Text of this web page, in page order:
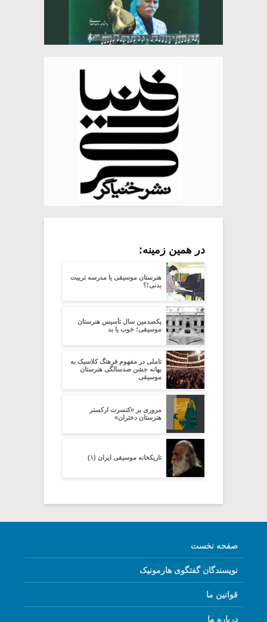
در همین زمینه:
هنرستان موسیقی یا مدرسه تربیت
بدنی!؟
یکصدمین سال تأسیس هنرستان
موسیقی؛ خوب یا بد
تاملی در مفهوم فرهنگ کلاسیک به
بهانه جشن صدسالگی هنرستان
موسیقی
مروری بر «کنسرت ارکستر
هنرستان دختران»
تاریکخانه موسیقی ایران (۱)
صفحه نخست
نویسندگان گفتگوی هارمونیک
قوانین ما
درباره ما